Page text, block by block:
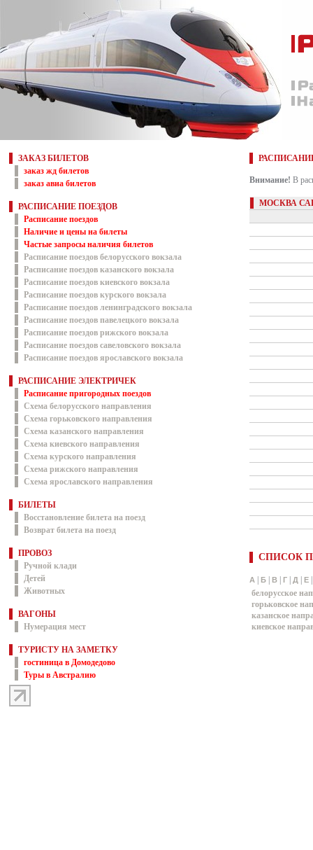
ЗАКАЗ БИЛЕТОВ
заказ жд билетов
заказ авиа билетов
РАСПИСАНИЕ ПОЕЗДОВ
Расписание поездов
Наличие и цены на билеты
Частые запросы наличия билетов
Расписание поездов белорусского вокзала
Расписание поездов казанского вокзала
Расписание поездов киевского вокзала
Расписание поездов курского вокзала
Расписание поездов ленинградского вокзала
Расписание поездов павелецкого вокзала
Расписание поездов рижского вокзала
Расписание поездов савеловского вокзала
Расписание поездов ярославского вокзала
РАСПИСАНИЕ ЭЛЕКТРИЧЕК
Расписание пригородных поездов
Схема белорусского направления
Схема горьковского направления
Схема казанского направления
Схема киевского направления
Схема курского направления
Схема рижского направления
Схема ярославского направления
БИЛЕТЫ
Восстановление билета на поезд
Возврат билета на поезд
ПРОВОЗ
Ручной клади
Детей
Животных
ВАГОНЫ
Нумерация мест
ТУРИСТУ НА ЗАМЕТКУ
гостиница в Домодедово
Туры в Австралию
Внимание! В
МОСКВА
СПИСОК
А Б В Г Д Е
белорусское
горьковское
казанское
киевское